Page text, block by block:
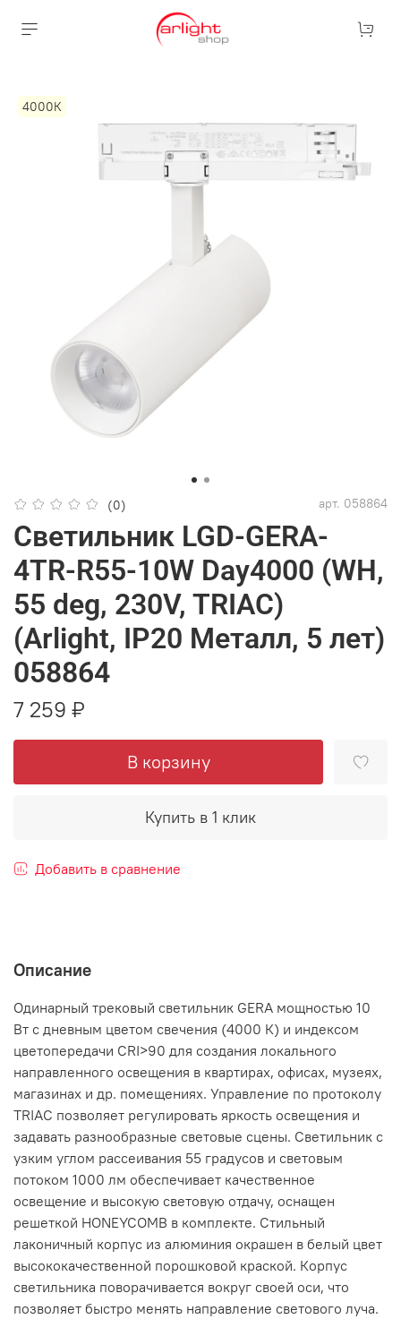
4000К
(0) арт. 058864
Светильник LGD-GERA-
4TR-R55-10W Day4000 (WH,
55 deg, 230V, TRIAC)
(Arlight, IP20 Металл, 5 лет)
058864
7 259 ₽
В корзину
Купить в 1 клик
Добавить в сравнение
Описание
Одинарный трековый светильник GERA мощностью 10
Вт с дневным цветом свечения (4000 К) и индексом
цветопередачи CRI>90 для создания локального
направленного освещения в квартирах, офисах, музеях,
магазинах и др. помещениях. Управление по протоколу
TRIAC позволяет регулировать яркость освещения и
задавать разнообразные световые сцены. Светильник с
узким углом рассеивания 55 градусов и световым
потоком 1000 лм обеспечивает качественное
освещение и высокую световую отдачу, оснащен
решеткой HONEYCOMB в комплекте. Стильный
лаконичный корпус из алюминия окрашен в белый цвет
высококачественной порошковой краской. Корпус
светильника поворачивается вокруг своей оси, что
позволяет быстро менять направление светового луча.